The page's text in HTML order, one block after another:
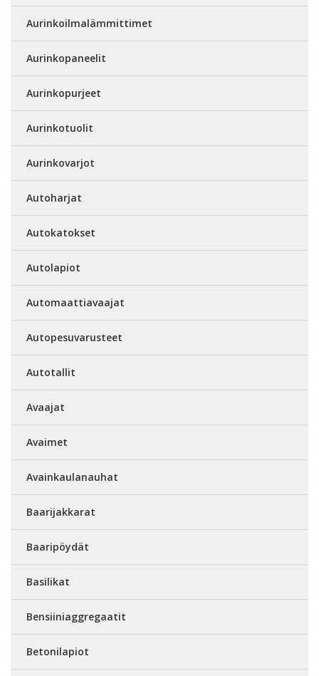
Aurinkoilmalämmittimet
Aurinkopaneelit
Aurinkopurjeet
Aurinkotuolit
Aurinkovarjot
Autoharjat
Autokatokset
Autolapiot
Automaattiavaajat
Autopesuvarusteet
Autotallit
Avaajat
Avaimet
Avainkaulanauhat
Baarijakkarat
Baaripöydät
Basilikat
Bensiiniaggregaatit
Betonilapiot